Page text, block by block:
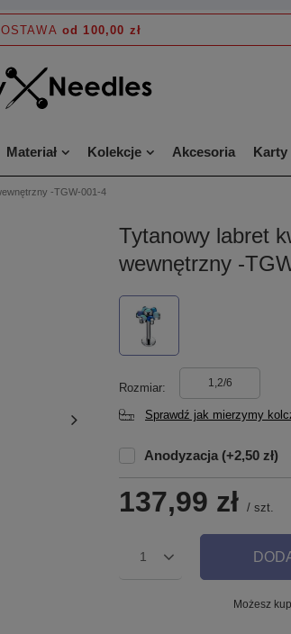
od 100,00 zł
Materiał Kolekcje Akcesoria Karty
-TGW-001-4
Tytanowy labret
wewnętrzny -
Rozmiar 1,2/6
Sprawdź jak mierzymy
Anodyzacja (+2,50 zł)
137,99 zł / szt.
1
Możesz